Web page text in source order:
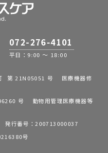
072-276-4101
平日：9:00 ～ 18:00
可 第 21N05051 号 医療機器修
号 動物用管理医療機器等
発行番号：200713000037
号